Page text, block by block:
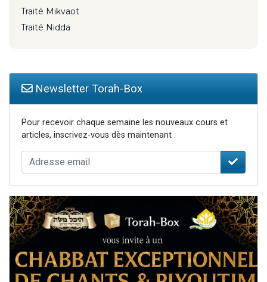
Traité Mikvaot
Traité Nidda
Newsletter Torah-Box
Pour recevoir chaque semaine les nouveaux cours et
articles, inscrivez-vous dès maintenant :